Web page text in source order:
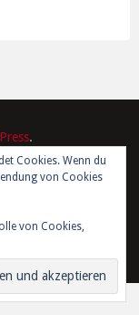
.
Cookies. Wenn du
von Cookies
von Cookies,